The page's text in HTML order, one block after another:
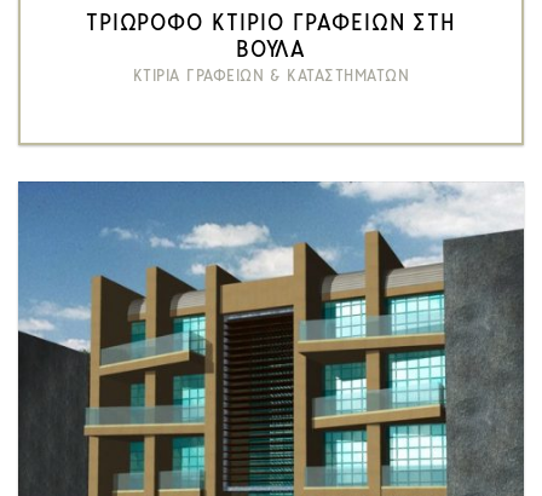
ΤΡΙΩΡΟΦΟ ΚΤΙΡΙΟ ΓΡΑΦΕΙΩΝ ΣΤΗ
ΒΟΥΛΑ
ΚΤΙΡΙΑ ΓΡΑΦΕΙΩΝ & ΚΑΤΑΣΤΗΜΑΤΩΝ